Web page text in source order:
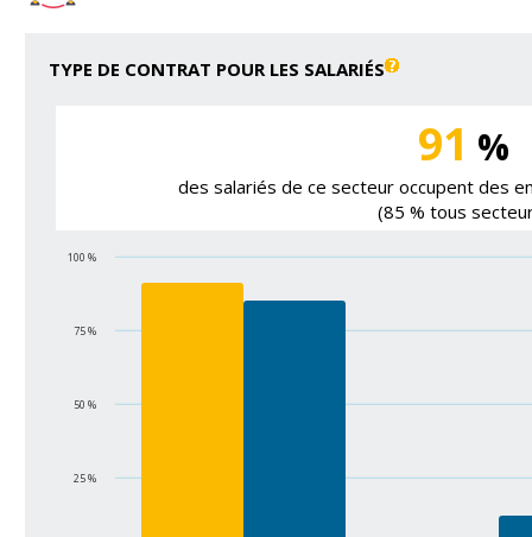
TYPE DE CONTRAT POUR LES SALARIÉS
91 %
des salariés de ce secteur occupent des
(85 % tous
25 %
50 %
75 %
100 %